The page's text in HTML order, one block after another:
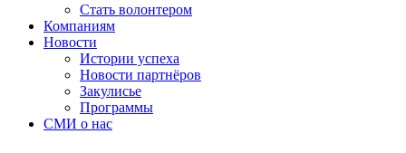
Стать волонтером
Компаниям
Новости
Истории успеха
Новости партнёров
Закулисье
Программы
СМИ о нас